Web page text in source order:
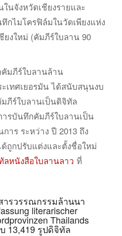
นจังหวัดเชียงรายและ
กไมโครฟิล์มในวัดเพียงแห่ง
ยงใหม่ (คัมภีร์ใบลาน 90
มภีร์ใบลานล้าน
เทศเยอรมัน ได้สนับสนุนงบ
ภีร์ใบลานเป็นดิจิทัล
ารบันทึกคัมภีร์ใบลานเป็น
าร ระหว่าง ปี 2013 ถึง
ถูกปรับแต่งและตั้งชื่อใหม่
ลหนังสือใบลานลาว ที่
ารวรรณกรรมล้านนา
literarischer
Thailands
13,419 รูปดิจิทัล